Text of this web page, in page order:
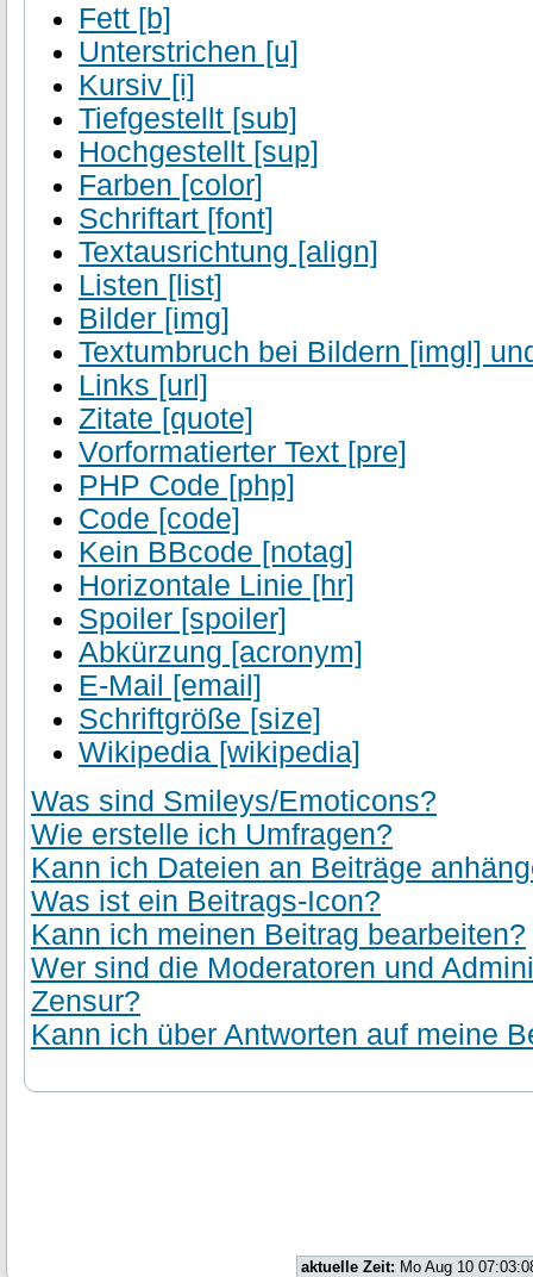
Fett [b]
Unterstrichen [u]
Kursiv [i]
Tiefgestellt [sub]
Hochgestellt [sup]
Farben [color]
Schriftart [font]
Textausrichtung [align]
Listen [list]
Bilder [img]
Textumbruch bei Bildern [imgl]
Links [url]
Zitate [quote]
Vorformatierter Text [pre]
PHP Code [php]
Code [code]
Kein BBcode [notag]
Horizontale Linie [hr]
Spoiler [spoiler]
Abkürzung [acronym]
E-Mail [email]
Schriftgröße [size]
Wikipedia [wikipedia]
Was sind Smileys/Emoticons?
Wie erstelle ich Umfragen?
Kann ich Dateien an Beiträge
Was ist ein Beitrags-Icon?
Kann ich meinen Beitrag bearbeiten?
Wer sind die Moderatoren und
Zensur?
Kann ich über Antworten auf meine
aktuelle Zeit: Mo Aug 10